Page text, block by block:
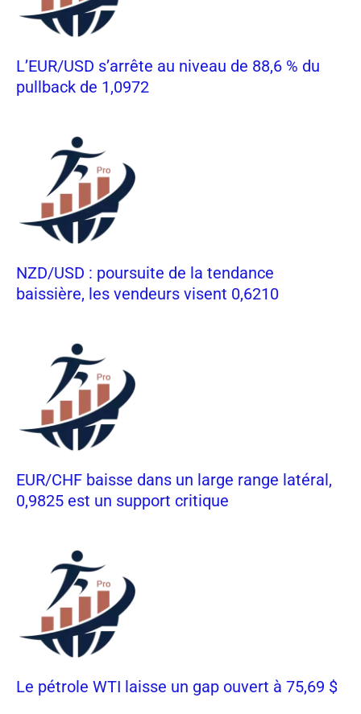
L’EUR/USD s’arrête au niveau de 88,6 % du
pullback de 1,0972
NZD/USD : poursuite de la tendance
baissière, les vendeurs visent 0,6210
EUR/CHF baisse dans un large range latéral,
0,9825 est un support critique
Le pétrole WTI laisse un gap ouvert à 75,69 $